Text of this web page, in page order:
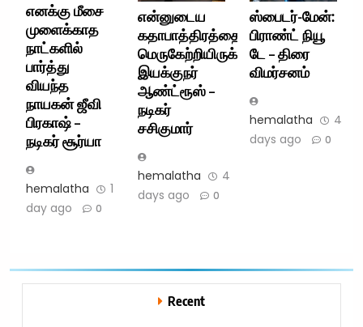
எனக்கு மீசை
முளைக்காத
நாட்களில்
பார்த்து
வியந்த
நாயகன் ஜீவி
பிரகாஷ் –
நடிகர் சூர்யா
hemalatha
1
day ago
0
என்னுடைய
கதாபாத்திரத்தை
மெருகேற்றியிருக்கிறார்
இயக்குநர்
ஆண்ட்ரூஸ் –
நடிகர்
சசிகுமார்
hemalatha
4
days ago
0
ஸ்பைடர்-மேன்:
பிராண்ட் நியூ
டே – திரை
விமர்சனம்
hemalatha
4
days ago
0
Recent